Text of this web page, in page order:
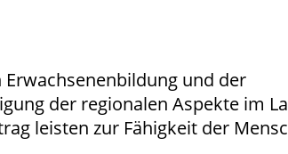
und der
der regionalen Aspekte im
leisten zur Fähigkeit der